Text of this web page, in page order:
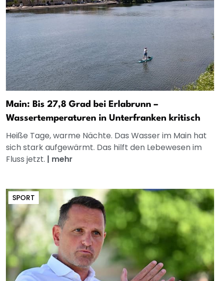
Main: Bis 27,8 Grad bei Erlabrunn –
Wassertemperaturen in Unterfranken kritisch
Heiße Tage, warme Nächte. Das Wasser im Main hat
sich stark aufgewärmt. Das hilft den Lebewesen im
Fluss jetzt. | mehr
SPORT